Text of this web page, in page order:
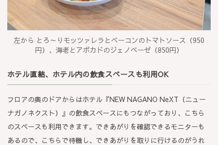
左から とろ～りモッツァレラとベーコンのトマトソース（950
円）、海老とアボカドのジェノベーゼ（850円）
ホテル直結、ホテル内の飲食スペースも利用OK
フロアの奥のドアからはホテル『NEW NAGANO NeXT（ニュー
ナガノネクスト）』の飲食スペースにもつながっており、こちら
のスペースも利用できます。できあがりを確認できるモニターも
あるので、こちらで待機し、できあがりを取りに行けるのがうれ